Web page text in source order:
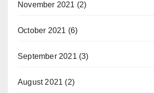
November 2021 (2)
October 2021 (6)
September 2021 (3)
August 2021 (2)